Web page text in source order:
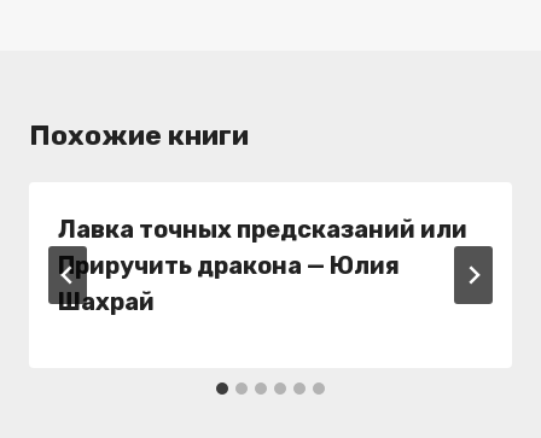
Похожие книги
Лавка точных предсказаний или
Приручить дракона — Юлия
Шахрай